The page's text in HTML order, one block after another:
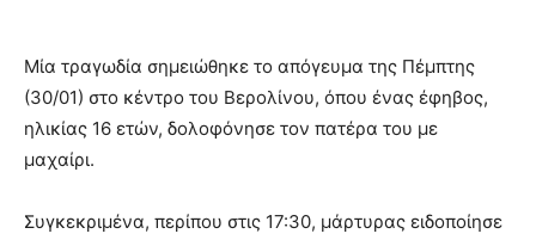
Μία τραγωδία σημειώθηκε το απόγευμα της Πέμπτης
(30/01) στο κέντρο του Βερολίνου, όπου ένας έφηβος,
ηλικίας 16 ετών, δολοφόνησε τον πατέρα του με
μαχαίρι.
Συγκεκριμένα, περίπου στις 17:30, μάρτυρας ειδοποίησε